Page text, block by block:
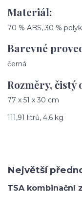
Materiál:
70 % ABS, 30 %
Barevné
černá
Rozměry, čistý
77 x 51 x 30 cm
111,91 litrů, 4,6 kg
Největší
TSA kombinační